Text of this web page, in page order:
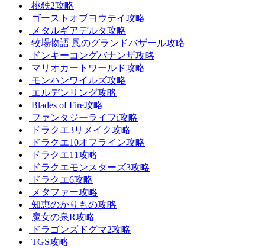
桃鉄2攻略
ゴーストオブヨウテイ攻略
メタルギアデルタ攻略
牧場物語 風のグランドバザール攻略
ドンキーコングバナンザ攻略
マリオカートワールド攻略
モンハンワイルズ攻略
エルデンリング攻略
Blades of Fire攻略
ファンタジーライフi攻略
ドラクエ3リメイク攻略
ドラクエ10オフライン攻略
ドラクエ11攻略
ドラクエモンスターズ3攻略
ドラクエ6攻略
メタファー攻略
知恵のかりもの攻略
魔女の泉R攻略
ドラゴンズドグマ2攻略
TGS攻略